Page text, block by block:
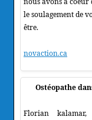
le soulagement de
être.
novaction.ca
Ostéopathe
Florian